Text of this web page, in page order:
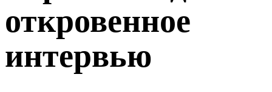
откровенное
интервью